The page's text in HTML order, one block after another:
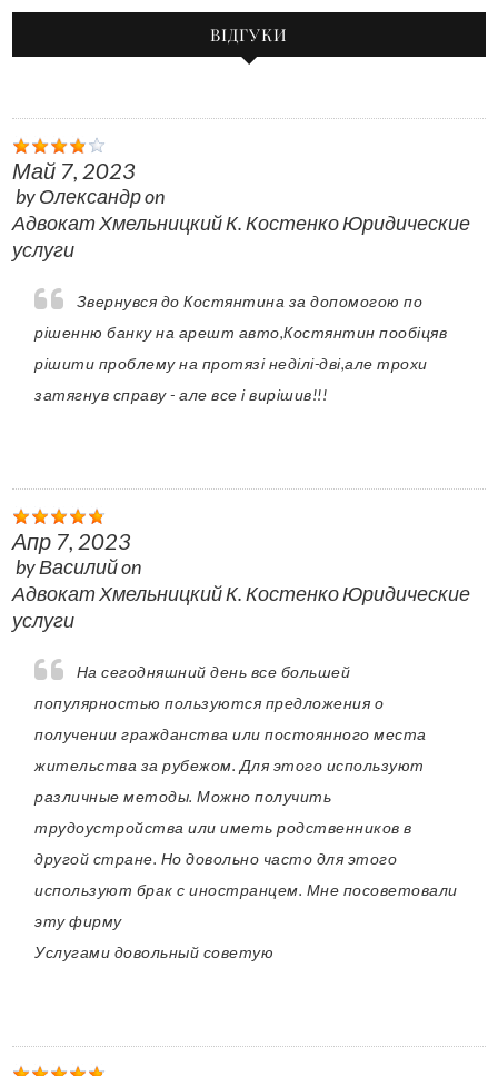
ВІДГУКИ
Май 7, 2023
byОлександрon
Адвокат Хмельницкий К. Костенко Юридические
услуги
Звернувся до Костянтина за допомогою по
рішенню банку на арешт авто,Костянтин пообіцяв
рішити проблему на протязі неділі-дві,але трохи
затягнув справу - але все і вирішив!!!
Апр 7, 2023
byВасилийon
Адвокат Хмельницкий К. Костенко Юридические
услуги
На сегодняшний день все большей
популярностью пользуются предложения о
получении гражданства или постоянного места
жительства за рубежом. Для этого используют
различные методы. Можно получить
трудоустройства или иметь родственников в
другой стране. Но довольно часто для этого
используют брак с иностранцем. Мне посоветовали
эту фирму
Услугами довольный советую